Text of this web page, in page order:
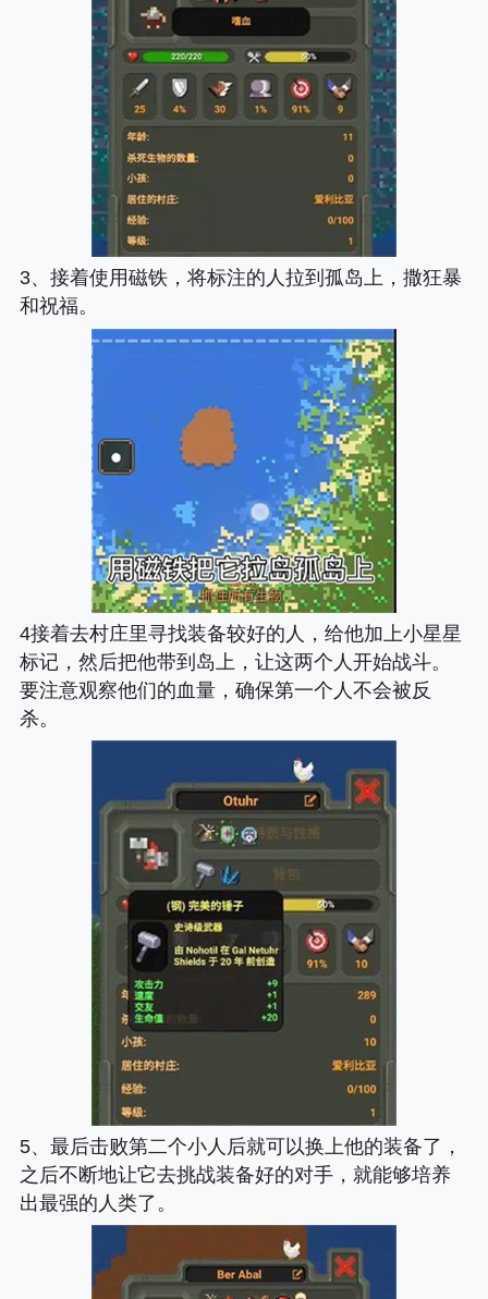
3、接着使用磁铁，将标注的人拉到孤岛上，撒狂暴
和祝福。
4接着去村庄里寻找装备较好的人，给他加上小星星
标记，然后把他带到岛上，让这两个人开始战斗。
要注意观察他们的血量，确保第一个人不会被反
杀。
5、最后击败第二个小人后就可以换上他的装备了，
之后不断地让它去挑战装备好的对手，就能够培养
出最强的人类了。